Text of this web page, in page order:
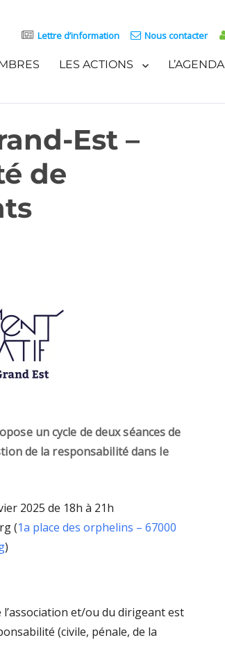
Lettre d’information Nous contacter
LES ACTIONS L’AGENDA
Est –
de
un cycle de deux séances de
de la responsabilité dans le
2025 de 18h à 21h
(1a place des orphelins – 67000
)
et/ou du dirigeant est
(civile, pénale, de la